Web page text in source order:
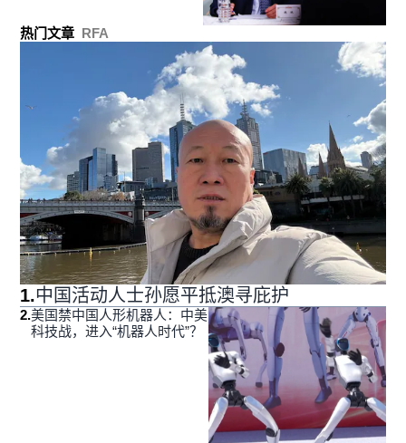
热门文章 RFA
1.中国活动人士孙愿平抵澳寻庇护
2.美国禁中国人形机器人：中美
科技战，进入“机器人时代”？